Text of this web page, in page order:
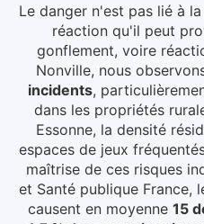
Le danger n'est pas lié à
réaction qu'il peut
gonflement, voire
Nonville, nous
incidents,
dans les propriétés
Essonne, la densité
espaces de jeux
maîtrise de ces risques
et Santé publique France,
causent en moyenne 15